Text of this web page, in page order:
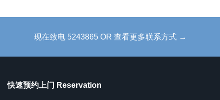
现在致电 5243865 OR 查看更多联系方式 →
快速预约上门 Reservation